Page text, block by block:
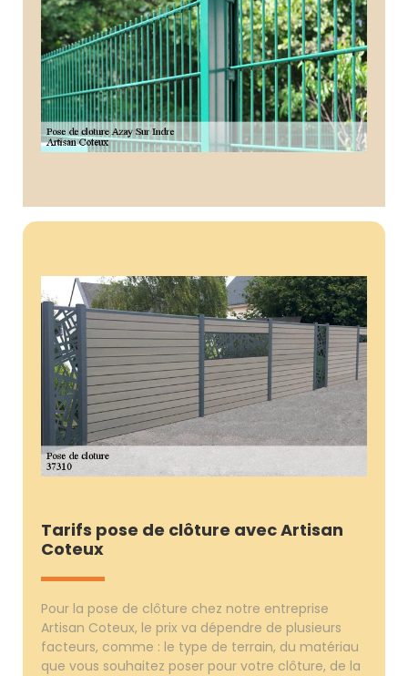
Tarifs pose de clôture avec Artisan
Coteux
Pour la pose de clôture chez notre entreprise
Artisan Coteux, le prix va dépendre de plusieurs
facteurs, comme : le type de terrain, du matériau
que vous souhaitez poser pour votre clôture, de la